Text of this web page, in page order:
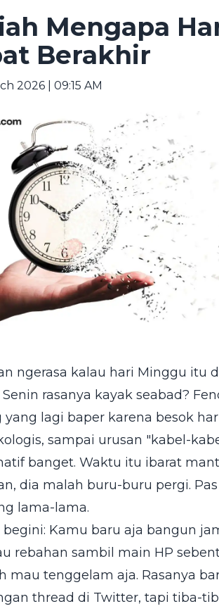
Mengapa
Berakhir
2026 | 09:15 AM
ngerasa kalau hari Minggu itu
rasanya kayak seabad?
lagi baper karena besok
sampai urusan "kabel-
banget. Waktu itu ibarat
dia malah buru-buru pergi.
lama-lama.
Kamu baru aja bangun
rebahan sambil main HP
mau tenggelam aja. Rasanya
thread di Twitter, tapi tiba-